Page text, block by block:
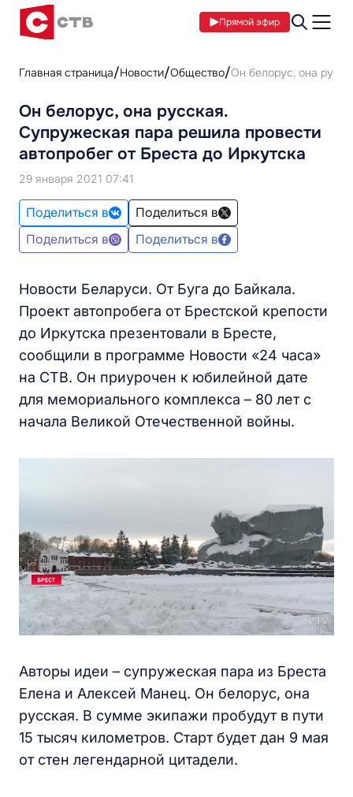
Прямой эфир
Главная страница Новости Общество Он белорус, она
Он белорус, она русская.
Супружеская пара решила провести
автопробег от Бреста до Иркутска
29 января 2021 07:41
Поделиться в
Поделиться в
Поделиться в
Поделиться в
Новости Беларуси. От Буга до Байкала.
Проект автопробега от Брестской крепости
до Иркутска презентовали в Бресте,
сообщили в программе Новости «24 часа»
на СТВ. Он приурочен к юбилейной дате
для мемориального комплекса – 80 лет с
начала Великой Отечественной войны.
Авторы идеи – супружеская пара из Бреста
Елена и Алексей Манец. Он белорус, она
русская. В сумме экипажи пробудут в пути
15 тысяч километров. Старт будет дан 9 мая
от стен легендарной цитадели.